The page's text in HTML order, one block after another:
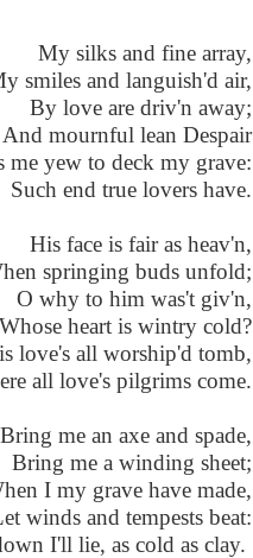
My silks and fine array,
smiles and languish'd air,
By love are driv'n away;
And mournful lean Despair
me yew to deck my grave:
Such end true lovers have.
His face is fair as heav'n,
springing buds unfold;
O why to him was't giv'n,
Whose heart is wintry cold?
love's all worship'd tomb,
all love's pilgrims come.
Bring me an axe and spade,
Bring me a winding sheet;
I my grave have made,
winds and tempests beat:
I'll lie, as cold as clay.